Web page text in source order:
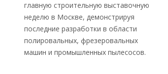
главную строительную выставочную
неделю в Москве, демонстрируя
последние разработки в области
полировальных, фрезеровальных
машин и промышленных пылесосов.